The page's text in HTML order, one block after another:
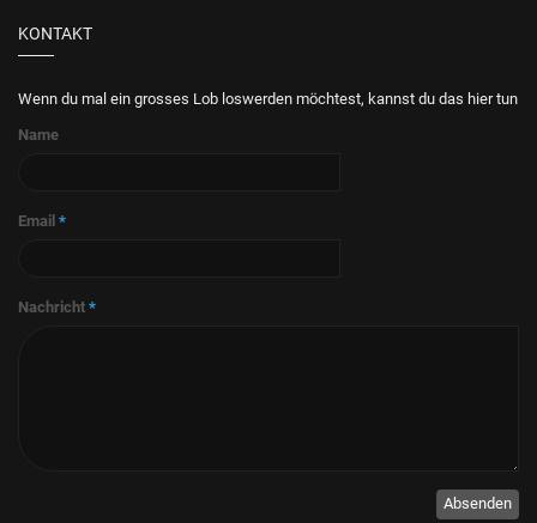
KONTAKT
Wenn du mal ein grosses Lob loswerden möchtest, kannst du das hier tun
Name
Email *
Nachricht *
Absenden